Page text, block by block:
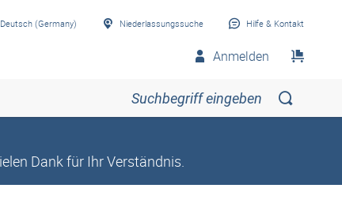
Deutsch (Germany) Niederlassungssuche Hilfe & Kontakt
Anmelden
Dank für Ihr Verständnis.